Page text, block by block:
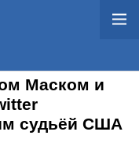
Маском и
судьёй США